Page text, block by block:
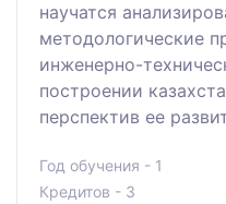
научатся
методологические
инженерно-
построении
перспектив ее
Год обучения - 1
Кредитов - 3